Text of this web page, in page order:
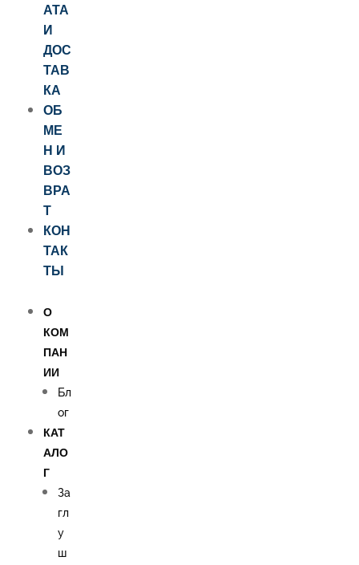
АТА
И
ДОС
ТАВ
КА
ОБ
МЕ
Н И
ВОЗ
ВРА
Т
КОН
ТАК
ТЫ
О
КОМ
ПАН
ИИ
Бл
ог
КАТ
АЛО
Г
За
гл
у
ш